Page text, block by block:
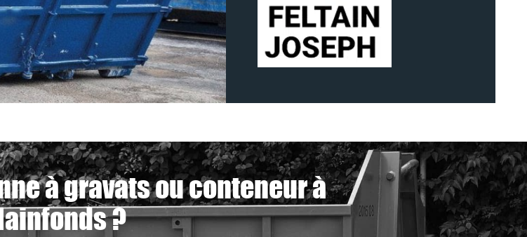
à gravats ou conteneur à
?